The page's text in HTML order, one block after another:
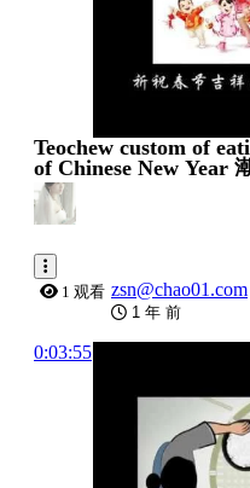
Teochew custom of
of Chinese New Year
样羹
1 观看 zsn@chao01.com
1 年 前
0:03:55